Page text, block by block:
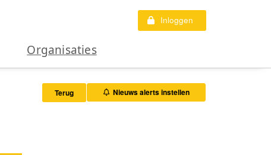
Inloggen
Organisaties
Terug Nieuws alerts instellen